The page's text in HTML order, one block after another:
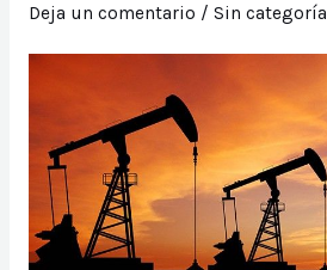
Deja un comentario / Sin categoría